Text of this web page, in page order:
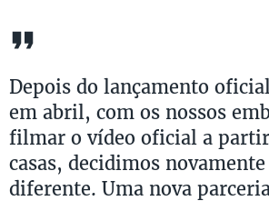
Depois do lançamento
em abril, com os nossos
filmar o vídeo oficial a partir
casas, decidimos
diferente. Uma nova